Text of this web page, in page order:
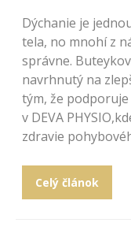
Dýchanie je
tela, no mnohí z
správne.
navrhnutý na
tým, že
v DEVA
zdravie
Celý článok